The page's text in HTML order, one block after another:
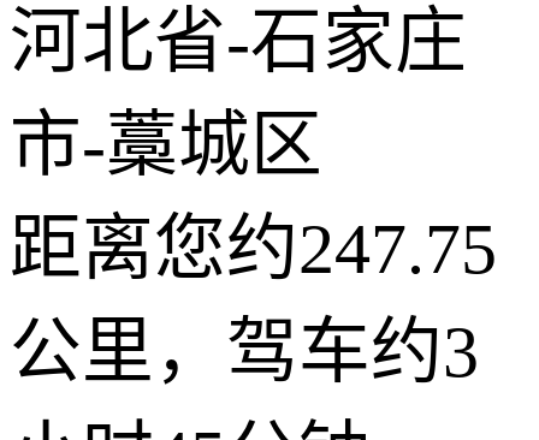
河北省-石家庄
市-藁城区
距离您约247.75
公里，驾车约3